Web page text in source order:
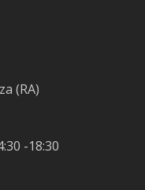
(RA)
-18:30